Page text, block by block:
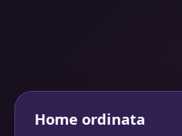
Home ordinata